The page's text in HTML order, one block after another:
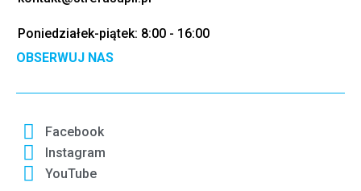
Poniedziałek-piątek: 8:00 - 16:00
OBSERWUJ NAS
Facebook
Instagram
YouTube